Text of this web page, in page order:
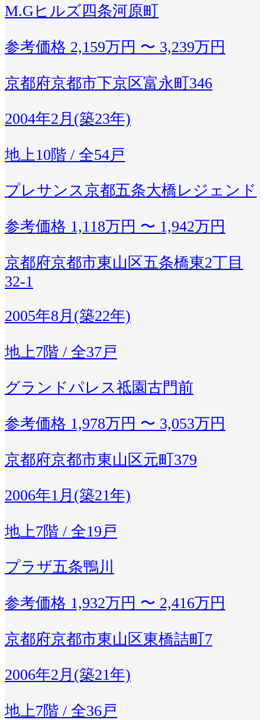
M.Gヒルズ四条河原町
参考価格 2,159万円 〜 3,239万円
京都府京都市下京区富永町346
2004年2月(築23年)
地上10階 / 全54戸
プレサンス京都五条大橋レジェンド
参考価格 1,118万円 〜 1,942万円
京都府京都市東山区五条橋東2丁目
32-1
2005年8月(築22年)
地上7階 / 全37戸
グランドパレス祗園古門前
参考価格 1,978万円 〜 3,053万円
京都府京都市東山区元町379
2006年1月(築21年)
地上7階 / 全19戸
プラザ五条鴨川
参考価格 1,932万円 〜 2,416万円
京都府京都市東山区東橋詰町7
2006年2月(築21年)
地上7階 / 全36戸